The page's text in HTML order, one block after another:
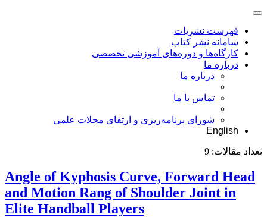
فهرست نشریات
سامانه نشر کتاب
کارگاه‌ها و دوره‌های آموزشی تخصصی
درباره ما
درباره ما
تماس با ما
شورای برنامه‌ریزی و ارتقای مجلات علمی
English
تعداد مقالات: 9
Angle of Kyphosis Curve, Forward Head
and Motion Rang of Shoulder Joint in
Elite Handball Players